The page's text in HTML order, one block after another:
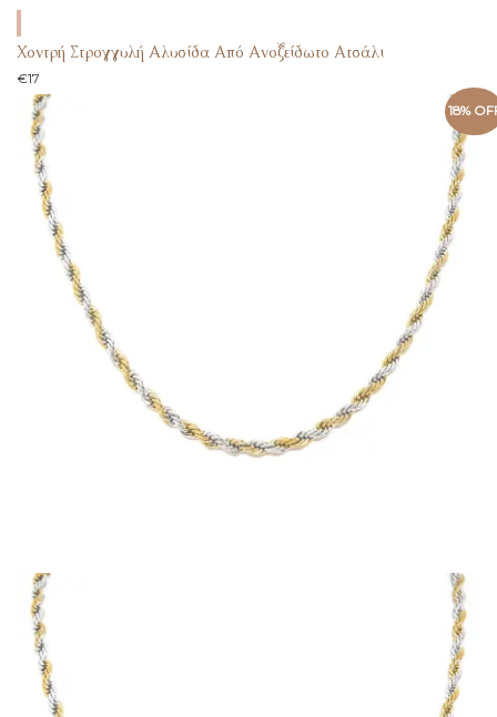
Χοντρή Στρογγυλή Αλυσίδα Από Ανοξείδωτο Ατσάλι
€17
18%